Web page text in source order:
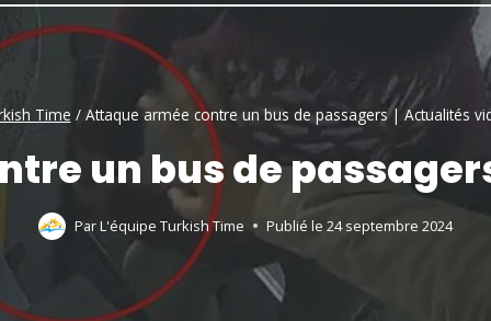
Time / Attaque armée contre un bus de passagers | Actualités
un bus de
ParL'équipe Turkish Time Publié le 24 septembre 2024